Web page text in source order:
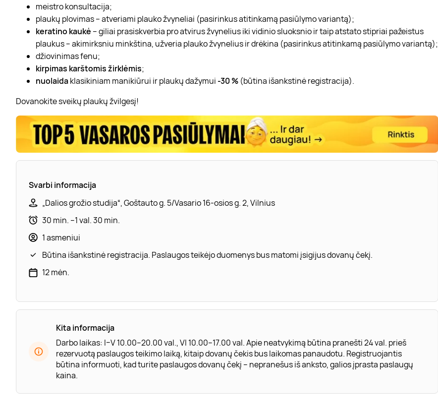
meistro konsultacija;
plaukų plovimas – atveriami plauko žvyneliai (pasirinkus atitinkamą pasiūlymo variantą);
keratino kaukė – giliai prasiskverbia pro atvirus žvynelius iki vidinio sluoksnio ir taip atstato stipriai pažeistus
plaukus – akimirksniu minkština, užveria plauko žvynelius ir drėkina (pasirinkus atitinkamą pasiūlymo variantą);
džiovinimas fenu;
kirpimas karštomis žirklėmis;
nuolaidaklasikiniam manikiūrui ir plaukų dažymui -30 % (būtina išankstinė registracija).
Dovanokite sveikų plaukų žvilgesį!
Svarbi informacija
„Dalios grožio studija“, Goštauto g. 5/Vasario 16-osios g. 2, Vilnius
30 min. –1 val. 30 min.
1 asmeniui
Būtina išankstinė registracija. Paslaugos teikėjo duomenys bus matomi įsigijus dovanų čekį.
12 mėn.
Kita informacija
Darbo laikas: I–V 10.00–20.00 val., VI 10.00–17.00 val. Apie neatvykimą būtina pranešti 24 val. prieš
rezervuotą paslaugos teikimo laiką, kitaip dovanų čekis bus laikomas panaudotu. Registruojantis
būtina informuoti, kad turite paslaugos dovanų čekį – nepranešus iš anksto, galios įprasta paslaugų
kaina.